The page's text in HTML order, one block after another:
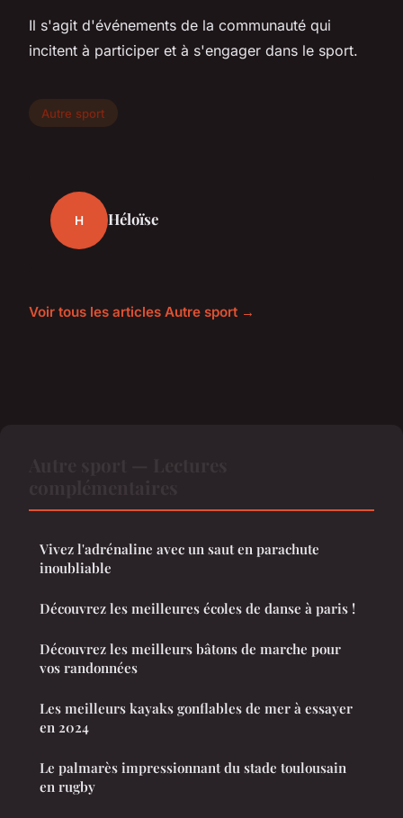
Il s'agit d'événements de la communauté qui
incitent à participer et à s'engager dans le sport.
Autre sport
H Héloïse
Voir tous les articles Autre sport →
Vivez l'adrénaline avec un saut en parachute
inoubliable
Découvrez les meilleures écoles de danse à paris !
Découvrez les meilleurs bâtons de marche pour
vos randonnées
Les meilleurs kayaks gonflables de mer à essayer
en 2024
Le palmarès impressionnant du stade toulousain
en rugby